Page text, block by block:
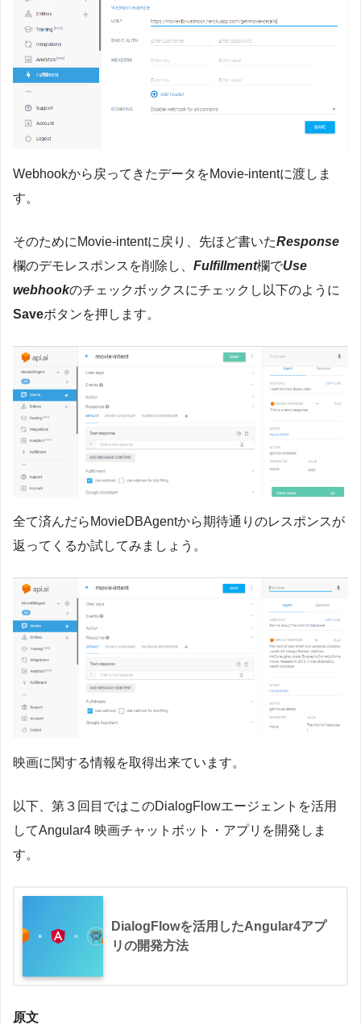
Webhookから戻ってきたデータをMovie-intentに渡しま
す。
そのためにMovie-intentに戻り、先ほど書いたResponse
欄のデモレスポンスを削除し、 Fulfillment欄でUse
webhookのチェックボックスにチェックし以下のように
Saveボタンを押します。
全て済んだらMovieDBAgentから期待通りのレスポンスが
返ってくるか試してみましょう。
映画に関する情報を取得出来ています。
以下、第３回目ではこのDialogFlowエージェントを活用
してAngular4 映画チャットボット・アプリを開発しま
す。
DialogFlowを活用したAngular4アプ
リの開発方法
原文